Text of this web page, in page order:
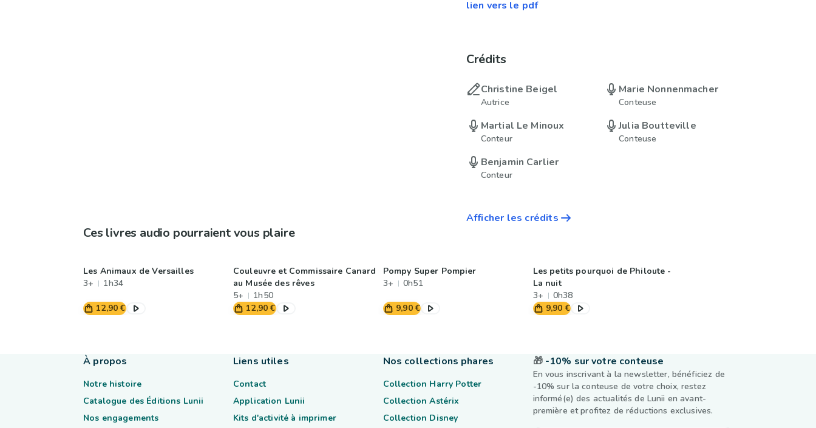
lien vers le pdf
Crédits
Christine Beigel
Autrice
Marie Nonnenmacher
Conteuse
Martial Le Minoux
Conteur
Julia Boutteville
Conteuse
Benjamin Carlier
Conteur
Afficher les crédits
Ces livres audio pourraient vous plaire
Les Animaux de Versailles
3+
1h34
12,90 €
Couleuvre et Commissaire Canard
au Musée des rêves
5+
1h50
12,90 €
Pompy Super Pompier
3+
0h51
9,90 €
Les petits pourquoi de Philoute -
La nuit
3+
0h38
9,90 €
🎁 -10% sur votre conteuse
En vous inscrivant à la newsletter, bénéficiez de
-10% sur la conteuse de votre choix, restez
informé(e) des actualités de Lunii en avant-
première et profitez de réductions exclusives.
À propos
Notre histoire
Catalogue des Éditions Lunii
Nos engagements
Liens utiles
Contact
Application Lunii
Kits d'activité à imprimer
Nos collections phares
Collection Harry Potter
Collection Astérix
Collection Disney